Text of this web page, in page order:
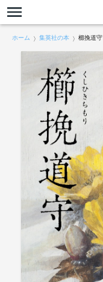
ホーム 集英社の本 櫛挽道守